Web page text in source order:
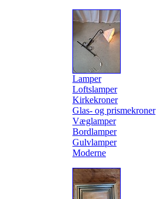
Lamper
Loftslamper
Kirkekroner
Glas- og prismekroner
Væglamper
Bordlamper
Gulvlamper
Moderne